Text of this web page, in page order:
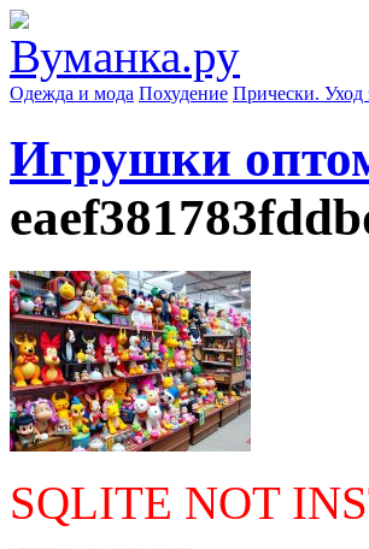
Одежда и мода Похудение Прически. Уход
Игрушки
SQLITE NOT